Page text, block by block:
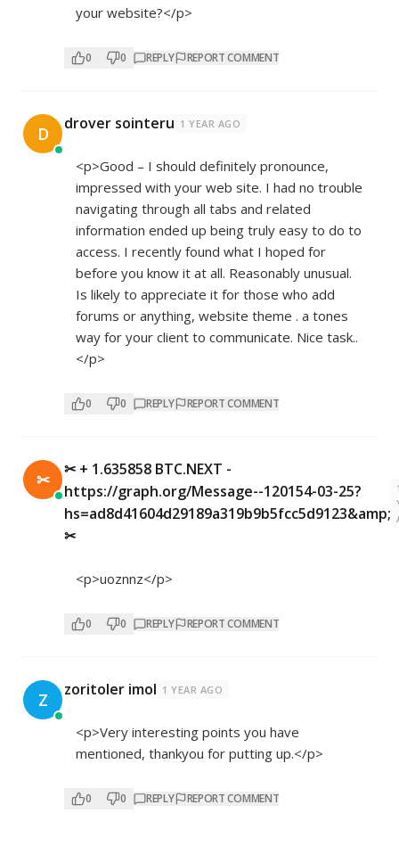
your website?</p>
0 0 REPLY REPORT COMMENT
D drover sointeru 1 YEAR AGO
<p>Good – I should definitely pronounce,
impressed with your web site. I had no trouble
navigating through all tabs and related
information ended up being truly easy to do to
access. I recently found what I hoped for
before you know it at all. Reasonably unusual.
Is likely to appreciate it for those who add
forums or anything, website theme . a tones
way for your client to communicate. Nice task..
</p>
0 0 REPLY REPORT COMMENT
✂
✂ + 1.635858 BTC.NEXT -
https://graph.org/Message--120154-03-25?
hs=ad8d41604d29189a319b9b5fcc5d9123&amp;
✂
<p>uoznnz</p>
0 0 REPLY REPORT COMMENT
Z zoritoler imol 1 YEAR AGO
<p>Very interesting points you have
mentioned, thankyou for putting up.</p>
0 0 REPLY REPORT COMMENT